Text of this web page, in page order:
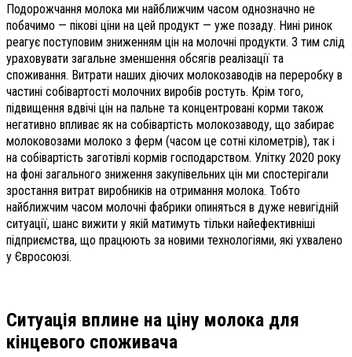
Подорожчання молока ми найближчим часом однозначно не
побачимо — пікові ціни на цей продукт — уже позаду. Нині ринок
реагує поступовим зниженням цін на молочні продукти. З тим слід
ураховувати загальне зменшення обсягів реалізації та
споживання. Витрати наших діючих молокозаводів на переробку в
частині собівартості молочних виробів ростуть. Крім того,
підвищення вдвічі цін на пальне та концентровані корми також
негативно впливає як на собівартість молокозаводу, що забирає
молоковозами молоко з ферм (часом це сотні кілометрів), так і
на собівартість заготівлі кормів господарством. Улітку 2020 року
на фоні загального зниження закупівельних цін ми спостерігали
зростання витрат виробників на отримання молока. Тобто
найближчим часом молочні фабрики опиняться в дуже невигідній
ситуації, шанс вижити у якій матимуть тільки найефективніші
підприємства, що працюють за новими технологіями, які ухвалено
у Євросоюзі.
Ситуація вплине на ціну молока для
кінцевого споживача